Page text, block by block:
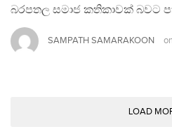
බරපතල සමාජ කතිකාවක් බවට
SAMPATH SAMARAKOON on
LOAD